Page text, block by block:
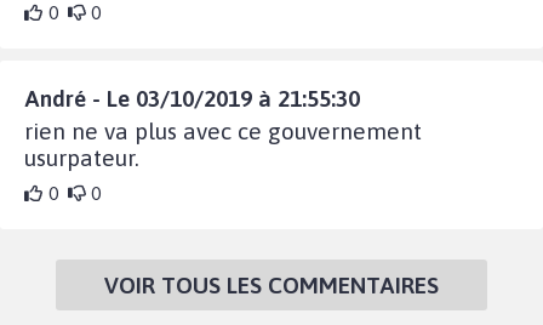
0 0
André - Le 03/10/2019 à 21:55:30
rien ne va plus avec ce gouvernement
usurpateur.
0 0
VOIR TOUS LES COMMENTAIRES